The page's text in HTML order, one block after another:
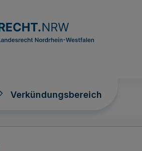
Verkündungsbereich